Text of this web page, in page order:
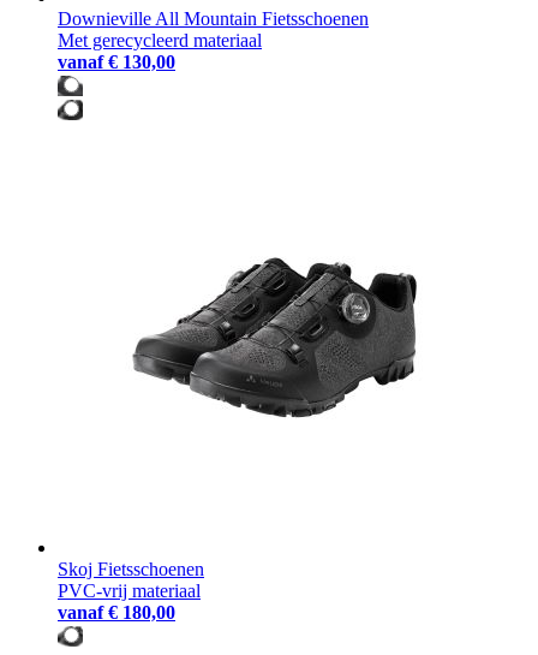
Downieville All Mountain Fietsschoenen
Met gerecycleerd materiaal
vanaf € 130,00
Skoj Fietsschoenen
PVC-vrij materiaal
vanaf € 180,00